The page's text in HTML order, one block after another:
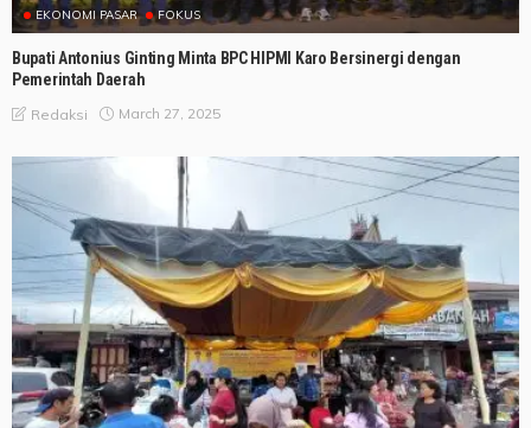
EKONOMI PASAR FOKUS
Bupati Antonius Ginting Minta BPC HIPMI Karo Bersinergi dengan
Pemerintah Daerah
Redaksi March 27, 2025